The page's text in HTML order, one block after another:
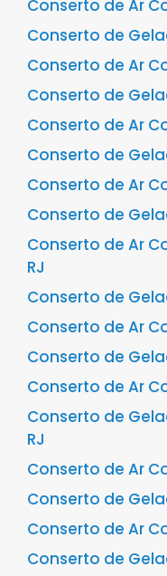
Conserto de Ar
Conserto de
Conserto de Ar
Conserto de
Conserto de Ar
Conserto de
Conserto de Ar
Conserto de
Conserto de Ar
RJ
Conserto de
Conserto de Ar
Conserto de
Conserto de Ar
Conserto de
RJ
Conserto de Ar
Conserto de
Conserto de Ar
Conserto de